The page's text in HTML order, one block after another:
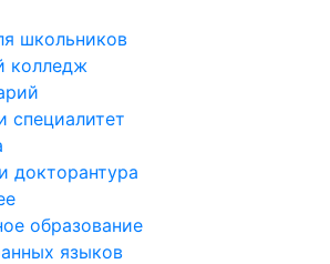
школьников
колледж
специалитет
докторантура
образование
языков